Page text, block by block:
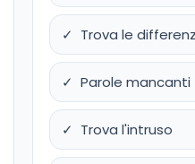
✓ Trova le
✓ Parole mancanti
✓ Trova l'intruso